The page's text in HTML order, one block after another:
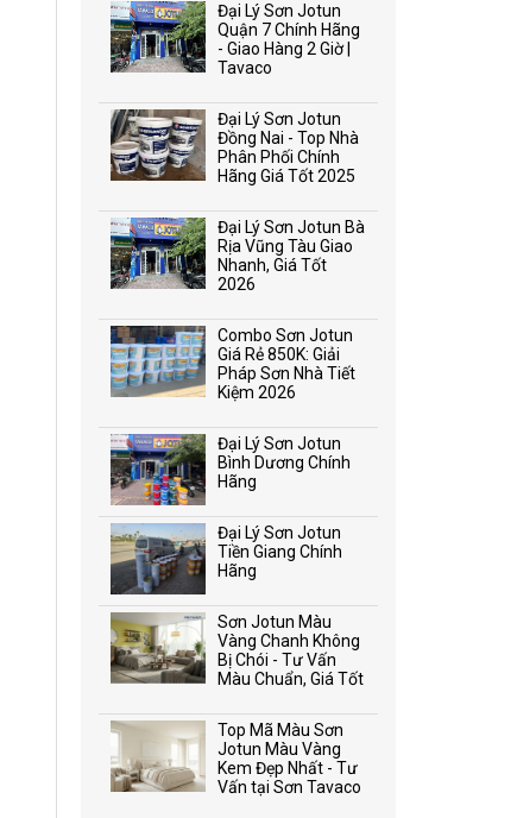
Đại Lý Sơn Jotun
Quận 7 Chính Hãng
- Giao Hàng 2 Giờ |
Tavaco
Đại Lý Sơn Jotun
Đồng Nai - Top Nhà
Phân Phối Chính
Hãng Giá Tốt 2025
Đại Lý Sơn Jotun Bà
Rịa Vũng Tàu Giao
Nhanh, Giá Tốt
2026
Combo Sơn Jotun
Giá Rẻ 850K: Giải
Pháp Sơn Nhà Tiết
Kiệm 2026
Đại Lý Sơn Jotun
Bình Dương Chính
Hãng
Đại Lý Sơn Jotun
Tiền Giang Chính
Hãng
Sơn Jotun Màu
Vàng Chanh Không
Bị Chói - Tư Vấn
Màu Chuẩn, Giá Tốt
Top Mã Màu Sơn
Jotun Màu Vàng
Kem Đẹp Nhất - Tư
Vấn tại Sơn Tavaco